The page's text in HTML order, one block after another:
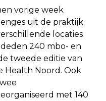
vorige week
uit de praktijk
locaties
240 mbo- en
tweede editie van
Health Noord. Ook
met 140